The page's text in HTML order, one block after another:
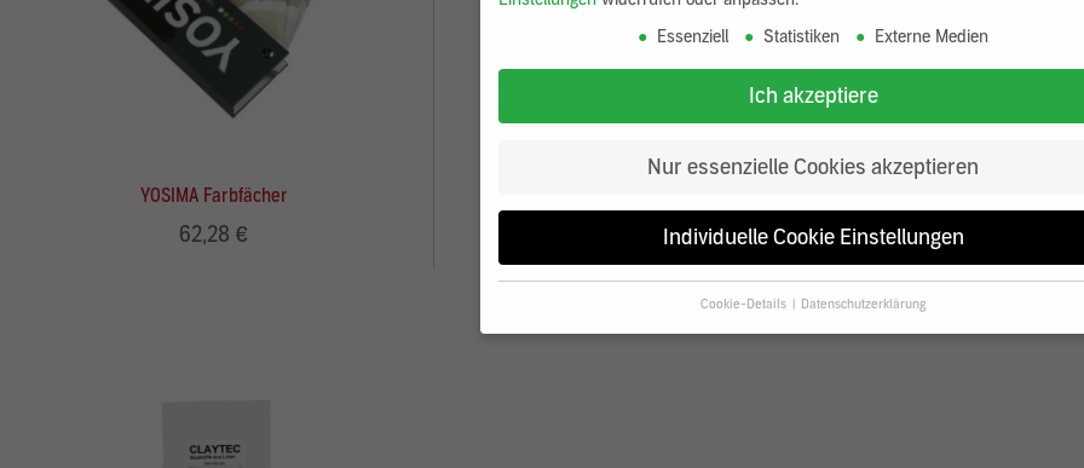
YOSIMA Farbfächer
62,28 € 4,26 €
Materialprobe
Essenziell
Statistiken Externe Medien
Ich akzeptiere
Nur essenzielle Cookies akzeptieren
Individuelle Cookie Einstellungen
Cookie-Details Datenschutzerklärung
Datenschutzeinstellungen